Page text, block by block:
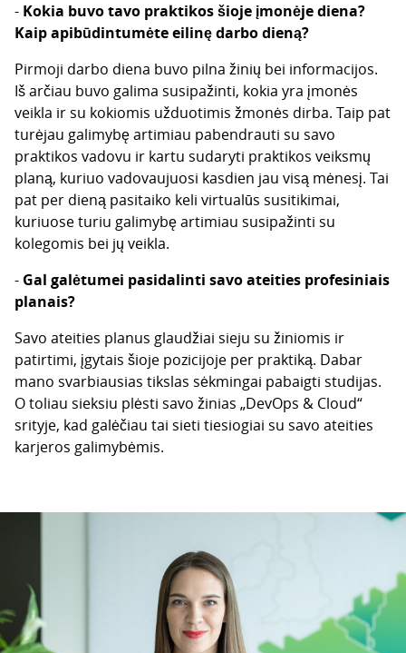
- Kokia buvo tavo praktikos šioje įmonėje diena?
Kaip apibūdintumėte eilinę darbo dieną?
Pirmoji darbo diena buvo pilna žinių bei informacijos.
Iš arčiau buvo galima susipažinti, kokia yra įmonės
veikla ir su kokiomis užduotimis žmonės dirba. Taip pat
turėjau galimybę artimiau pabendrauti su savo
praktikos vadovu ir kartu sudaryti praktikos veiksmų
planą, kuriuo vadovaujuosi kasdien jau visą mėnesį. Tai
pat per dieną pasitaiko keli virtualūs susitikimai,
kuriuose turiu galimybę artimiau susipažinti su
kolegomis bei jų veikla.
- Gal galėtumei pasidalinti savo ateities profesiniais
planais?
Savo ateities planus glaudžiai sieju su žiniomis ir
patirtimi, įgytais šioje pozicijoje per praktiką. Dabar
mano svarbiausias tikslas sėkmingai pabaigti studijas.
O toliau sieksiu plėsti savo žinias „DevOps & Cloud“
srityje, kad galėčiau tai sieti tiesiogiai su savo ateities
karjeros galimybėmis.